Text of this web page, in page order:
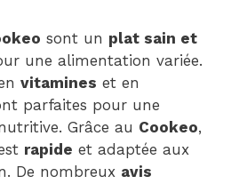
sont un plat sain et
une alimentation variée.
vitamines et en
parfaites pour une
Grâce au Cookeo,
rapide et adaptée aux
De nombreux avis